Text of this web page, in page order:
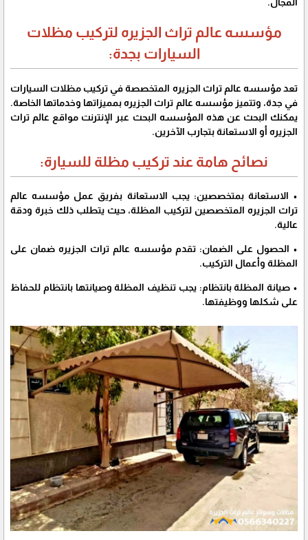
مؤسسه عالم تراث الجزيره لتركيب مظلات
السيارات بجدة:
تعد مؤسسه عالم تراث الجزيره المتخصصة في تركيب مظلات السيارات
في جدة، وتتميز مؤسسه عالم تراث الجزيره بمميزاتها وخدماتها الخاصة.
يمكنك البحث عن هذه المؤسسه البحث عبر الإنترنت مواقع عالم تراث
الجزيره أو الاستعانة بتجارب الآخرين.
نصائح هامة عند تركيب مظلة للسيارة:
• الاستعانة بمتخصصين: يجب الاستعانة بفريق عمل مؤسسه عالم
تراث الجزيره المتخصصين لتركيب المظلة، حيث يتطلب ذلك خبرة ودقة
عالية.
• الحصول على الضمان: تقدم مؤسسه عالم تراث الجزيره ضمان على
المظلة وأعمال التركيب.
• صيانة المظلة بانتظام: يجب تنظيف المظلة وصيانتها بانتظام للحفاظ
على شكلها ووظيفتها.